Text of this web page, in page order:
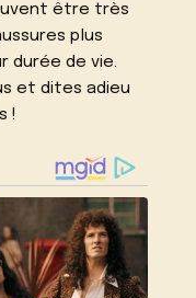
être très
plus
durée de vie.
et dites adieu
!